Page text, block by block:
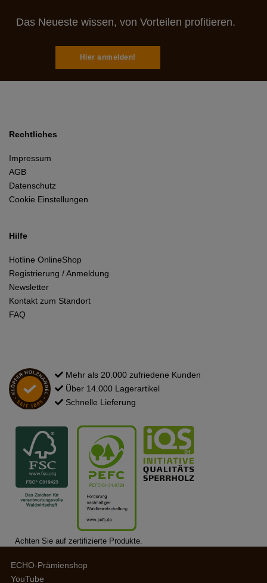
Das Neueste wissen, von Vorteilen profitieren.
Hier anmelden!
Rechtliches
Impressum
AGB
Datenschutz
Cookie Einstellungen
Hilfe
Hotline OnlineShop
Registrierung / Anmeldung
Newsletter
Kontakt zum Standort
FAQ
Mehr als 20.000 zufriedene Kunden
Über 14.000 Lagerartikel
Schnelle Lieferung
Achten Sie auf zertifizierte Produkte.
ECHO-Prämienshop
YouTube